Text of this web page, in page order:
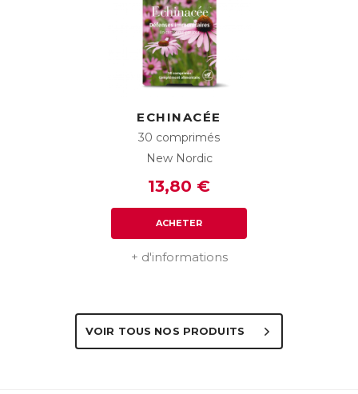
ECHINACÉE
30 comprimés
New Nordic
13,80 €
ACHETER
+ d'informations
VOIR TOUS NOS PRODUITS